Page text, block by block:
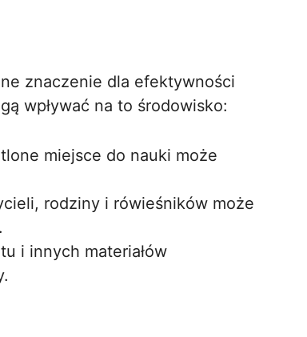
znaczenie dla efektywności
wpływać na to środowisko:
miejsce do nauki może
rodziny i rówieśników może
i innych materiałów